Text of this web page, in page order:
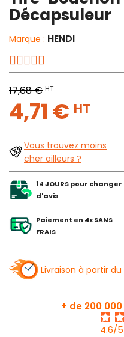
Décapsuleur
Marque : HENDI
17,68 € HT
4,71 € HT
Vous trouvez moins
cher ailleurs ?
14 JOURS pour changer
d'avis
Paiement en 4x SANS
FRAIS
Livraison à partir du
+ de 200
4.6/